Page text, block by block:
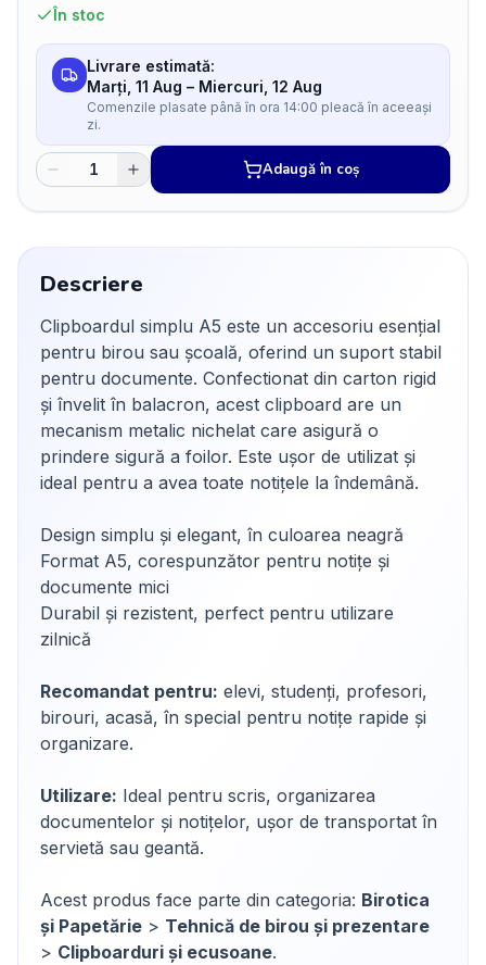
În stoc
Livrare estimată:
Marți, 11 Aug – Miercuri, 12 Aug
Comenzile plasate până în ora 14:00 pleacă în aceeași
zi.
Adaugă în coș
Descriere
Clipboardul simplu A5 este un accesoriu esențial
pentru birou sau școală, oferind un suport stabil
pentru documente. Confectionat din carton rigid
și învelit în balacron, acest clipboard are un
mecanism metalic nichelat care asigură o
prindere sigură a foilor. Este ușor de utilizat și
ideal pentru a avea toate notițele la îndemână.
Design simplu și elegant, în culoarea neagră
Format A5, corespunzător pentru notițe și
documente mici
Durabil și rezistent, perfect pentru utilizare
zilnică
Recomandat pentru: elevi, studenți, profesori,
birouri, acasă, în special pentru notițe rapide și
organizare.
Utilizare: Ideal pentru scris, organizarea
documentelor și notițelor, ușor de transportat în
servietă sau geantă.
Acest produs face parte din categoria: Birotica
și Papetărie > Tehnică de birou și prezentare
> Clipboarduri și ecusoane.